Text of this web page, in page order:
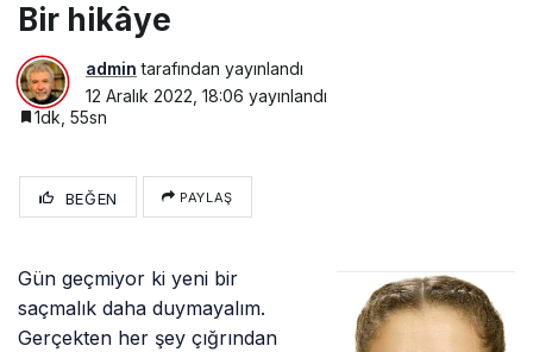
Bir hikâye
admin tarafından yayınlandı
12 Aralık 2022, 18:06 yayınlandı
1dk, 55sn
BEĞEN PAYLAŞ
Gün geçmiyor ki yeni bir
saçmalık daha duymayalım.
Gerçekten her şey çığrından